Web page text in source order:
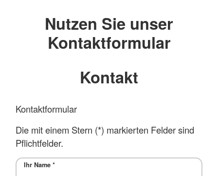
Nutzen Sie unser
Kontaktformular
Kontakt
Kontaktformular
Die mit einem Stern (*) markierten Felder sind
Pflichtfelder.
Ihr Name *